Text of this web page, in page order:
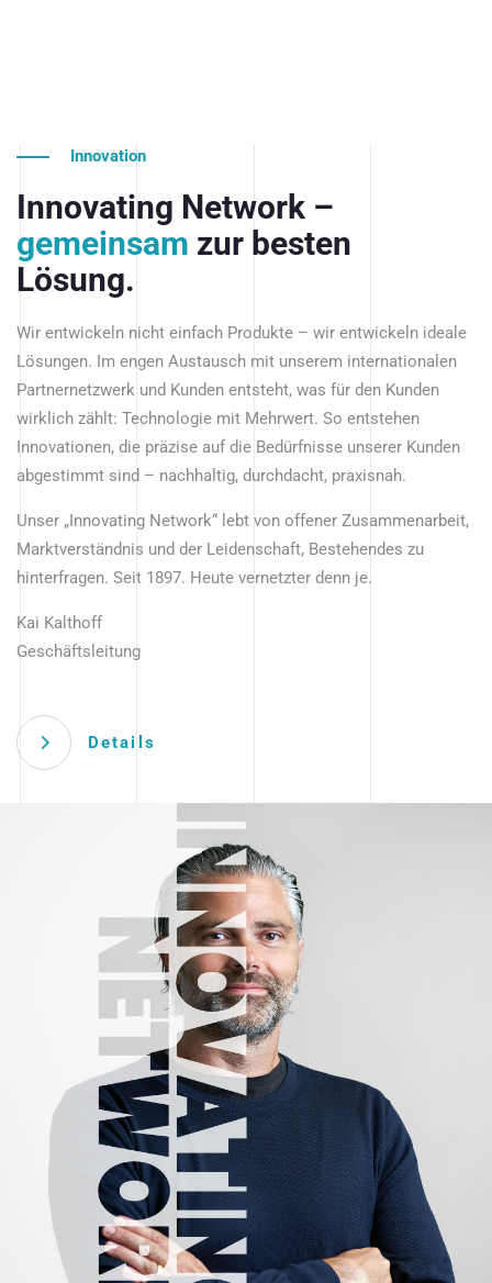
Innovation
Innovating Network –
gemeinsam zur besten
Lösung.
Wir entwickeln nicht einfach Produkte – wir entwickeln ideale
Lösungen. Im engen Austausch mit unserem internationalen
Partnernetzwerk und Kunden entsteht, was für den Kunden
wirklich zählt: Technologie mit Mehrwert. So entstehen
Innovationen, die präzise auf die Bedürfnisse unserer Kunden
abgestimmt sind – nachhaltig, durchdacht, praxisnah.
Unser „Innovating Network“ lebt von offener Zusammenarbeit,
Marktverständnis und der Leidenschaft, Bestehendes zu
hinterfragen. Seit 1897. Heute vernetzter denn je.
Kai Kalthoff
Geschäftsleitung
Details